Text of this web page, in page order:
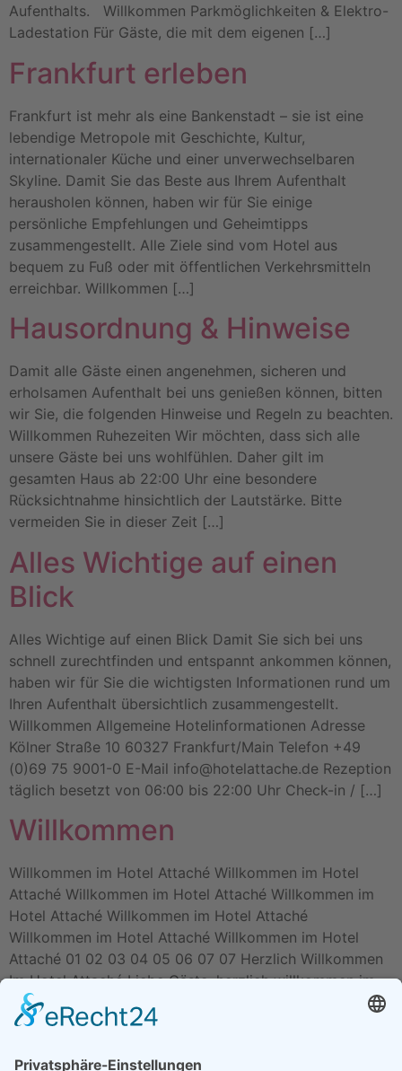
Aufenthalts. Willkommen Parkmöglichkeiten & Elektro-
Ladestation Für Gäste, die mit dem eigenen […]
Frankfurt erleben
Frankfurt ist mehr als eine Bankenstadt – sie ist eine
lebendige Metropole mit Geschichte, Kultur,
internationaler Küche und einer unverwechselbaren
Skyline. Damit Sie das Beste aus Ihrem Aufenthalt
herausholen können, haben wir für Sie einige
persönliche Empfehlungen und Geheimtipps
zusammengestellt. Alle Ziele sind vom Hotel aus
bequem zu Fuß oder mit öffentlichen Verkehrsmitteln
erreichbar. Willkommen […]
Hausordnung & Hinweise
Damit alle Gäste einen angenehmen, sicheren und
erholsamen Aufenthalt bei uns genießen können, bitten
wir Sie, die folgenden Hinweise und Regeln zu beachten.
Willkommen Ruhezeiten Wir möchten, dass sich alle
unsere Gäste bei uns wohlfühlen. Daher gilt im
gesamten Haus ab 22:00 Uhr eine besondere
Rücksichtnahme hinsichtlich der Lautstärke. Bitte
vermeiden Sie in dieser Zeit […]
Alles Wichtige auf einen
Blick
Alles Wichtige auf einen Blick Damit Sie sich bei uns
schnell zurechtfinden und entspannt ankommen können,
haben wir für Sie die wichtigsten Informationen rund um
Ihren Aufenthalt übersichtlich zusammengestellt.
Willkommen Allgemeine Hotelinformationen Adresse
Kölner Straße 10 60327 Frankfurt/Main Telefon +49
(0)69 75 9001-0 E-Mail info@hotelattache.de Rezeption
täglich besetzt von 06:00 bis 22:00 Uhr Check-in / […]
Willkommen
Willkommen im Hotel Attaché Willkommen im Hotel
Attaché Willkommen im Hotel Attaché Willkommen im
Hotel Attaché Willkommen im Hotel Attaché
Willkommen im Hotel Attaché Willkommen im Hotel
Attaché 01 02 03 04 05 06 07 07 Herzlich Willkommen
Im Hotel Attaché Liebe Gäste, herzlich willkommen im
Hotel Attaché Frankfurt – An der Messe. Wir freuen […]